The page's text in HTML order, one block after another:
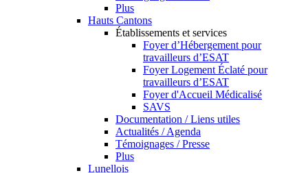
Plus
Hauts Cantons
Établissements et services
Foyer d’Hébergement pour
travailleurs d’ESAT
Foyer Logement Éclaté pour
travailleurs d’ESAT
Foyer d'Accueil Médicalisé
SAVS
Documentation / Liens utiles
Actualités / Agenda
Témoignages / Presse
Plus
Lunellois